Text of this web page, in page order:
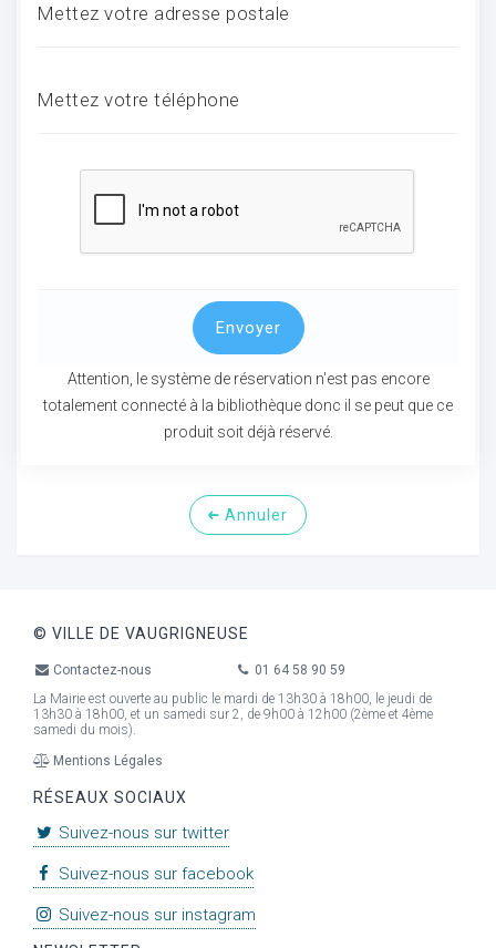
Mettez votre adresse postale
Mettez votre téléphone
Envoyer
Attention, le système de réservation n'est pas encore
totalement connecté à la bibliothèque donc il se peut que ce
produit soit déjà réservé.
Annuler
© VILLE DE VAUGRIGNEUSE
Contactez-nous
01 64 58 90 59
La Mairie est ouverte au public le mardi de 13h30 à 18h00, le jeudi de
13h30 à 18h00, et un samedi sur 2, de 9h00 à 12h00 (2ème et 4ème
samedi du mois).
Mentions Légales
RÉSEAUX SOCIAUX
Suivez-nous sur twitter
Suivez-nous sur facebook
Suivez-nous sur instagram